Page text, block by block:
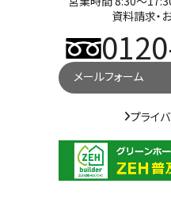
資料請求・
メールフォーム
プライ